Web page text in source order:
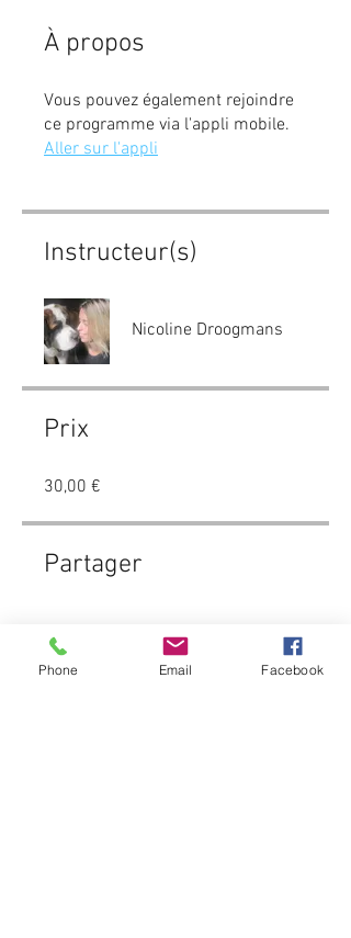
À propos
Vous pouvez également rejoindre
ce programme via l'appli mobile.
Aller sur l'appli
Instructeur(s)
Nicoline Droogmans
Prix
30,00 €
Partager
Phone Email Facebook